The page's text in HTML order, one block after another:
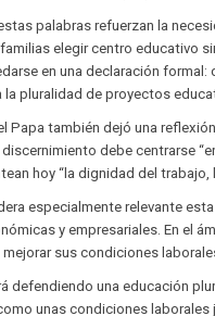
estas palabras refuerzan la
elegir centro educativo
en una declaración
la pluralidad de proyectos
Papa también dejó una
debe centrarse
hoy “la dignidad del
especialmente relevante
y empresariales. En el
sus condiciones
defendiendo una educación
unas condiciones